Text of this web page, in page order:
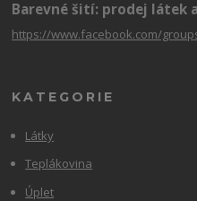
Barevné šití: prodej látek
https://www.facebook.com/
KATEGORIE
Látky
Teplákovina
Úplet